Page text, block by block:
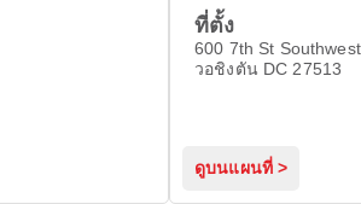
ที่ตั้ง
600 7th St
วอชิงตัน DC 27513
ดูบนแผนที่ >